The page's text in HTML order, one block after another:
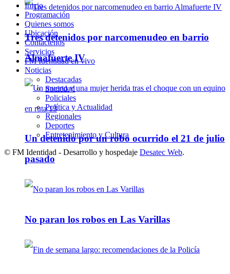
Tres detenidos por narcomenudeo en barrio
Almafuerte IV
Un detenido por un robo ocurrido el 21 de julio
pasado
No paran los robos en Las Varillas
Inicio
Programación
Quienes somos
Ubicación
Contáctenos
Servicios
FM Identidad en vivo
Noticias
Destacadas
Sociedad
Policiales
Política y Actualidad
Regionales
Deportes
Entretenimiento y Cultura
© FM Identidad - Desarrollo y hospedaje Desatec Web.